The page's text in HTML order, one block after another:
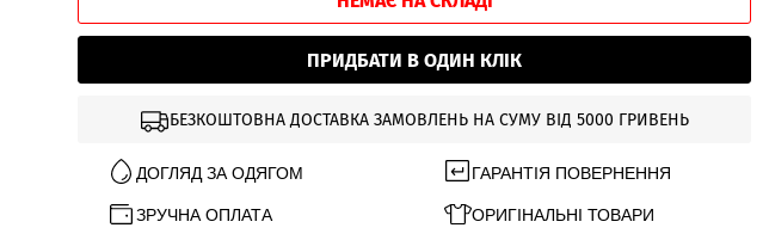
ПРИДБАТИ В ОДИН КЛІК
БЕЗКОШТОВНА ДОСТАВКА ЗАМОВЛЕНЬ НА СУМУ ВІД 5000 ГРИВЕНЬ
ДОГЛЯД ЗА ОДЯГОМ ГАРАНТІЯ ПОВЕРНЕННЯ
ЗРУЧНА ОПЛАТА ОРИГІНАЛЬНІ ТОВАРИ